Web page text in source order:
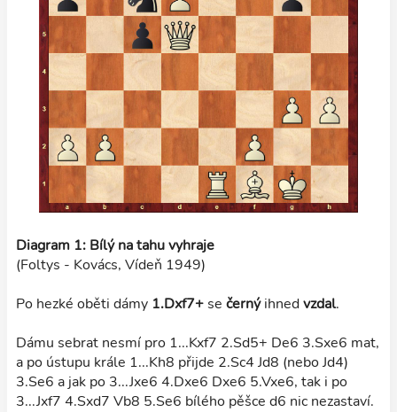
Diagram 1: Bílý na tahu vyhraje
(Foltys - Kovács, Vídeň 1949)
Po hezké oběti dámy 1.Dxf7+se černýihnedvzdal.
Dámu sebrat nesmí pro 1...Kxf7 2.Sd5+ De6 3.Sxe6 mat,
a po ústupu krále 1...Kh8 přijde 2.Sc4 Jd8 (nebo Jd4)
3.Se6 a jak po 3...Jxe6 4.Dxe6 Dxe6 5.Vxe6, tak i po
3...Jxf7 4.Sxd7 Vb8 5.Se6 bílého pěšce d6 nic nezastaví.